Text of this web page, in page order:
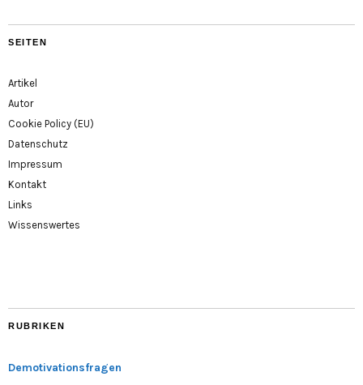
SEITEN
Artikel
Autor
Cookie Policy (EU)
Datenschutz
Impressum
Kontakt
Links
Wissenswertes
RUBRIKEN
Demotivationsfragen